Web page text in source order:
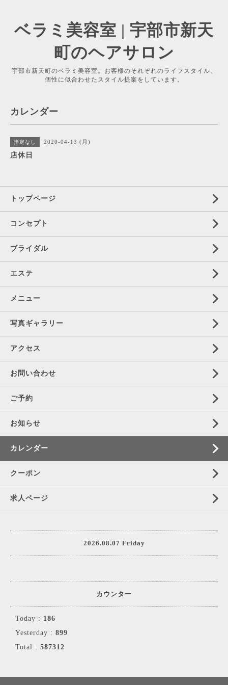
ベラミ美容室 | 宇部市新天
町のヘアサロン
宇部市新天町のベラミ美容室。お客様のそれぞれのライフスタイル、
個性に似合わせたスタイル提案をしています。
カレンダー
指定なし 2020-04-13 (月)
店休日
トップページ
コンセプト
ブライダル
エステ
メニュー
写真ギャラリー
アクセス
お問い合わせ
ご予約
お知らせ
カレンダー
クーポン
求人ページ
2026.08.07 Friday
カウンター
Today : 186
Yesterday : 899
Total : 587312